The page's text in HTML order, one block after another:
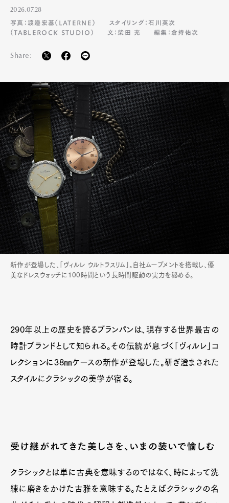
2026.07.28
写真：渡邉宏基（LATERNE）
スタイリング：石川英次
（TABLEROCK STUDIO）
文：柴田 充 編集：倉持佑次
Share:
新作が登場した、「ヴィルレ ウルトラスリム」。自社ムーブメントを搭載し、優
美なドレスウォッチに100時間という長時間駆動の実力を秘める。
290年以上の歴史を誇るブランパンは、現存する世界最古の
時計ブランドとして知られる。その伝統が息づく「ヴィルレ」コ
レクションに38㎜ケースの新作が登場した。研ぎ澄まされた
スタイルにクラシックの美学が宿る。
受け継がれてきた美しさを、いまの装いで愉しむ
クラシックとは単に古典を意味するのではなく、時によって洗
練に磨きをかけた古雅を意味する。たとえばクラシックの名